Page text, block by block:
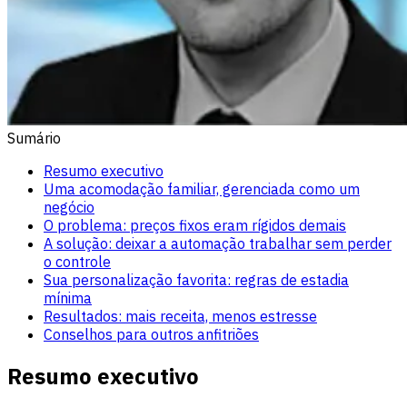
Sumário
Resumo executivo
Uma acomodação familiar, gerenciada como um
negócio
O problema: preços fixos eram rígidos demais
A solução: deixar a automação trabalhar sem perder
o controle
Sua personalização favorita: regras de estadia
mínima
Resultados: mais receita, menos estresse
Conselhos para outros anfitriões
Resumo executivo